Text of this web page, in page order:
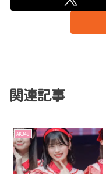
関連記事
AKB48